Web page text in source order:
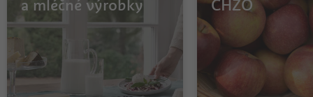
a mléčné výrobky CHZO